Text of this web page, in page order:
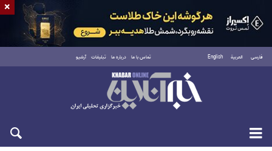
فارسی العربية English تماس با ما درباره ما تبلیغات آرشیو
شنبه ۱۷ مرداد ۱۴۰۵
×